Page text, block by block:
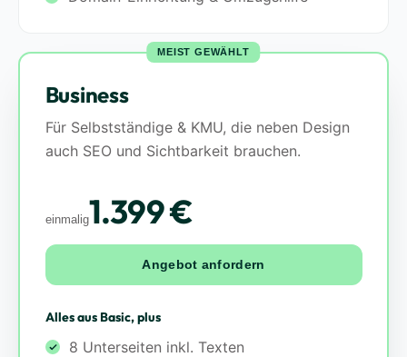
MEIST GEWÄHLT
Business
Für Selbstständige & KMU, die neben Design
auch SEO und Sichtbarkeit brauchen.
einmalig1.399 €
Angebot anfordern
Alles aus Basic, plus
8 Unterseiten inkl. Texten